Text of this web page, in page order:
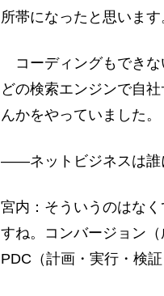
所帯になったと思います
コーディングもできな
どの検索エンジンで自
んかをやっていました。
――ネットビジネスは誰
宮内：そういうのはな
すね。コンバージョン
PDC（計画・実行・検証